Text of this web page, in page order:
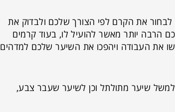
לבחור את הקרם לפי הצורך שלכם ולבדוק את
הרבה יותר מאשר להועיל לו, בעוד קרמים
את העבודה ויהפכו את השיער שלכם למדהים
שיער מתולתל וכן לשיער שעבר צבע,